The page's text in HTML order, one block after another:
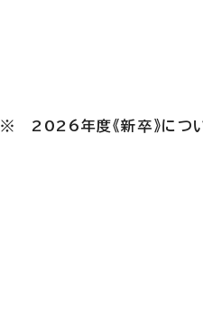
※ 2026年度《新卒》につい